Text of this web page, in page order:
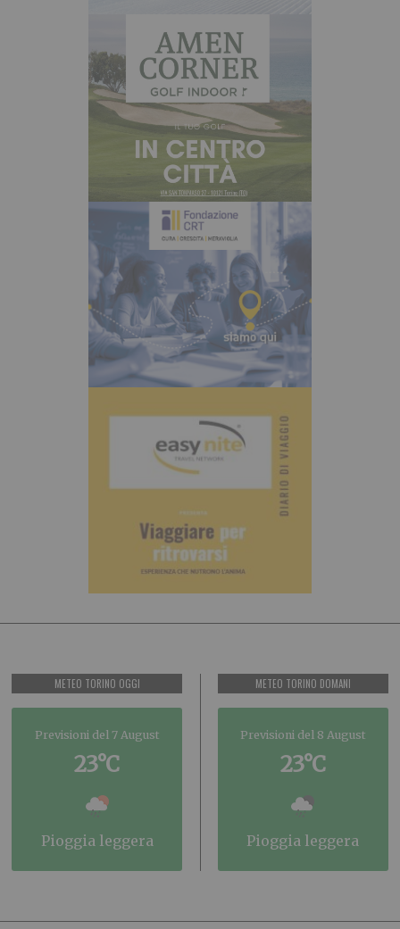
METEO TORINO OGGI
Previsioni del 7 August
23°C
pioggia leggera
METEO TORINO DOMANI
Previsioni del 8 August
23°C
pioggia leggera